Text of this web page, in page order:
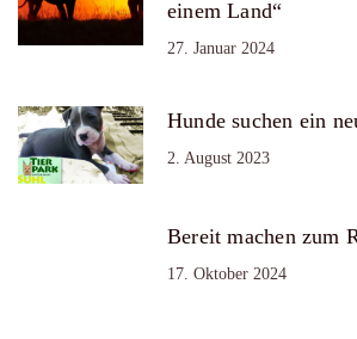
einem Land“
27. Januar 2024
Hunde suchen ein
2. August 2023
Bereit machen zum
17. Oktober 2024